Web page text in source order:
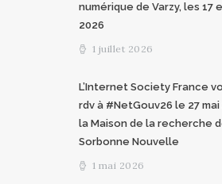
numérique de Varzy, les 17
2026
1 juillet 2026
L’Internet Society France
rdv à #NetGouv26 le 27 mai
la Maison de la recherche
Sorbonne Nouvelle
1 mai 2026